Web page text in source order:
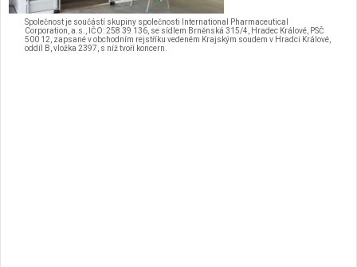
Společnost je součástí skupiny společnosti International Pharmaceutical
Corporation, a.s., IČO: 258 39 136, se sídlem Brněnská 315/4, Hradec Králové, PSČ
500 12, zapsané v obchodním rejstříku vedeném Krajským soudem v Hradci Králové,
oddíl B, vložka 2397, s níž tvoří koncern.